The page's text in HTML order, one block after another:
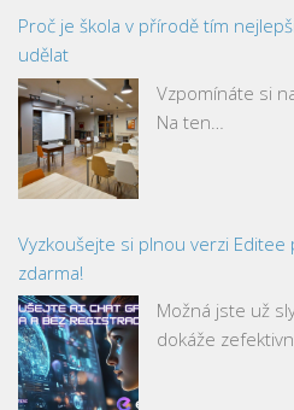
Proč je škola v přírodě tím
udělat
Vzpomínáte si
Na ten…
Vyzkoušejte si plnou verzi Editee
zdarma!
Možná jste už
dokáže